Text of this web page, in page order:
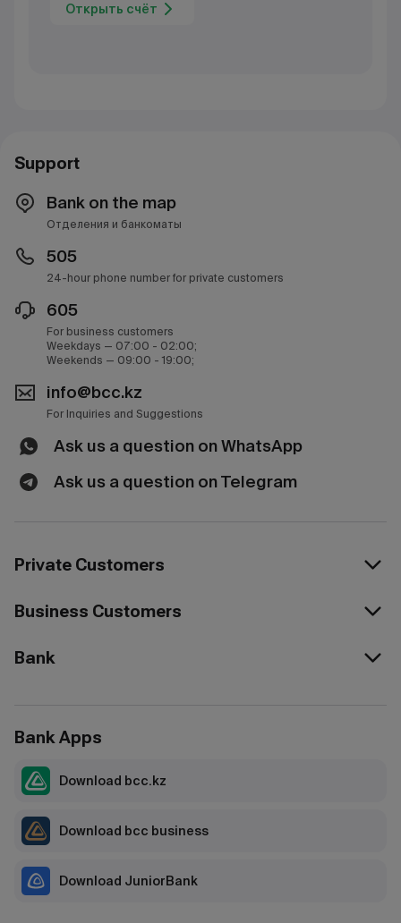
Открыть счёт
Support
Bank on the map
Отделения и банкоматы
505
24-hour phone number for private customers
605
For business customers
Weekdays — 07:00 - 02:00;
Weekends — 09:00 - 19:00;
info@bcc.kz
For Inquiries and Suggestions
Ask us a question on WhatsApp
Ask us a question on Telegram
Private Customers
Business Customers
Bank
Bank Apps
Download bcc.kz
Download bcc business
Download JuniorBank